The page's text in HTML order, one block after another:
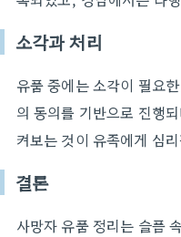
소각과 처리
유품 중에는 소각이 필요
의 동의를 기반으로 진행
켜보는 것이 유족에게 심
결론
사망자 유품 정리는 슬픔